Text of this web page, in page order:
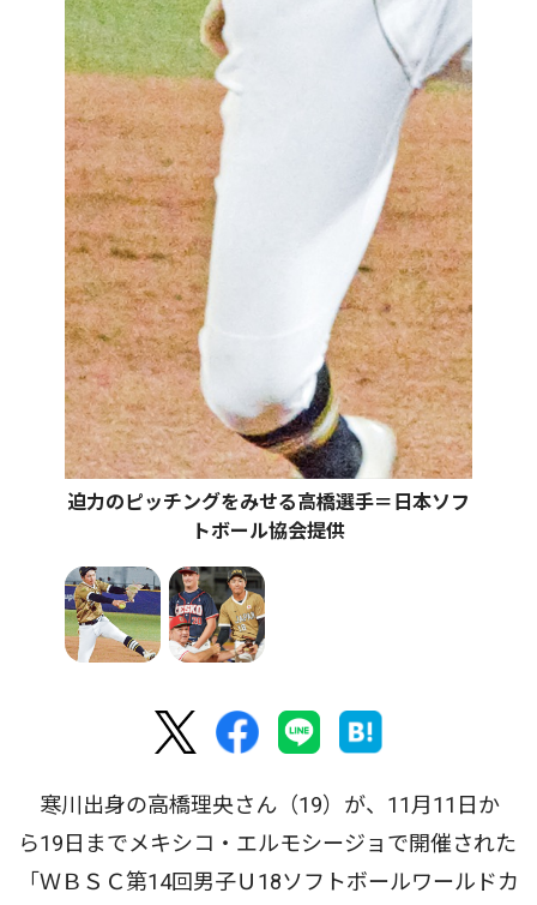
迫力のピッチングをみせる高橋選手＝日本ソフ
トボール協会提供
寒川出身の高橋理央さん（19）が、11月11日か
ら19日までメキシコ・エルモシージョで開催された
「ＷＢＳＣ第14回男子Ｕ18ソフトボールワールドカ